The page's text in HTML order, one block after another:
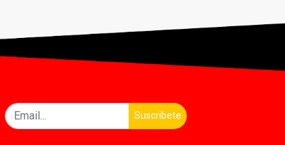
Suscribete